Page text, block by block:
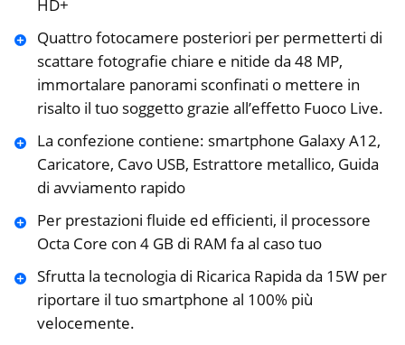
HD+
Quattro fotocamere posteriori per permetterti di
scattare fotografie chiare e nitide da 48 MP,
immortalare panorami sconfinati o mettere in
risalto il tuo soggetto grazie all’effetto Fuoco Live.
La confezione contiene: smartphone Galaxy A12,
Caricatore, Cavo USB, Estrattore metallico, Guida
di avviamento rapido
Per prestazioni fluide ed efficienti, il processore
Octa Core con 4 GB di RAM fa al caso tuo
Sfrutta la tecnologia di Ricarica Rapida da 15W per
riportare il tuo smartphone al 100% più
velocemente.